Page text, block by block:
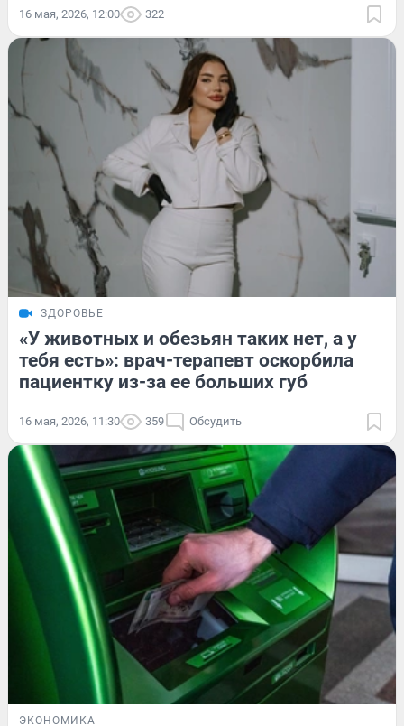
16 мая, 2026, 12:00 322
ЗДОРОВЬЕ
«У животных и обезьян таких нет, а у
тебя есть»: врач-терапевт оскорбила
пациентку из-за ее больших губ
16 мая, 2026, 11:30 359 Обсудить
ЭКОНОМИКА